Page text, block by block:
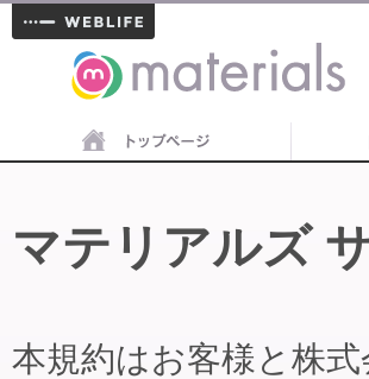
materials
マテリアルズ
本規約はお客様と株